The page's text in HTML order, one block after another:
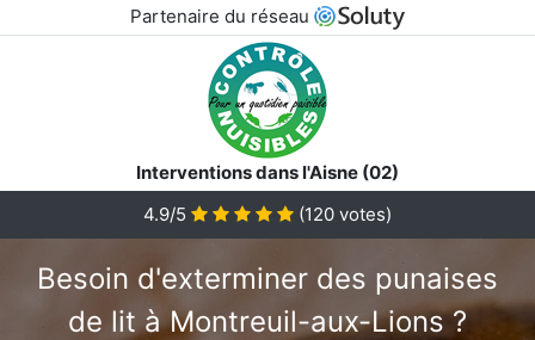
Partenaire du réseau
Interventions dans l'Aisne (02)
4.9/5 (120 votes)
Besoin d'exterminer des punaises
de lit à Montreuil-aux-Lions ?